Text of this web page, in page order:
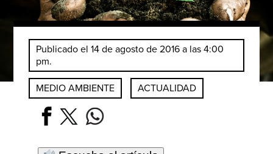
Publicado el 14 de agosto de 2016 a las 4:00
pm.
MEDIO AMBIENTE ACTUALIDAD